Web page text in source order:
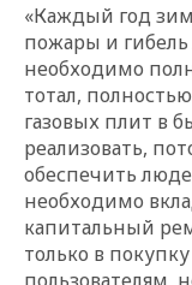
«Каждый год
пожары и
необходимо
тотал,
газовых плит в
реализовать,
обеспечить
необходимо
капитальный
только в